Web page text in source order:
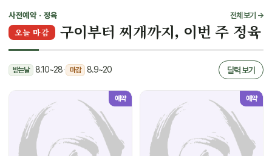
사전예약 · 정육 전체 보기 →
오늘 마감 구이부터 찌개까지, 이번 주 정육
받는날 8.10~28· 마감 8.9~20 달력 보기
예약 예약